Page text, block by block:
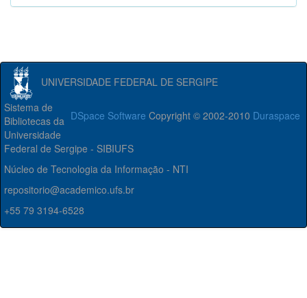
UNIVERSIDADE FEDERAL DE SERGIPE
DSpace Software Copyright © 2002-2010 Duraspace
Sistema de
Bibliotecas da
Universidade
Federal de Sergipe - SIBIUFS
Núcleo de Tecnologia da Informação - NTI
repositorio@academico.ufs.br
+55 79 3194-6528